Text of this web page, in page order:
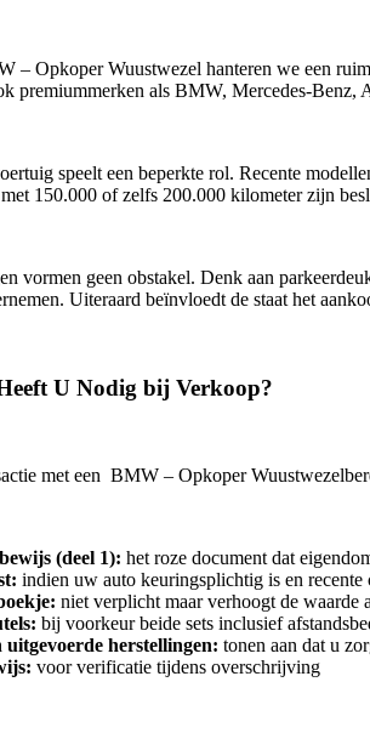
Opkoper Wuustwezel hanteren we een
premiummerken als BMW, Mercedes-Benz,
speelt een beperkte rol. Recente
150.000 of zelfs 200.000 kilometer zijn
vormen geen obstakel. Denk aan
Uiteraard beïnvloedt de staat het
U Nodig bij Verkoop?
met een BMW – Opkoper
(deel 1): het roze document dat
indien uw auto keuringsplichtig is en recente
niet verplicht maar verhoogt de waarde
bij voorkeur beide sets inclusief
herstellingen: tonen aan dat u
voor verificatie tijdens overschrijving